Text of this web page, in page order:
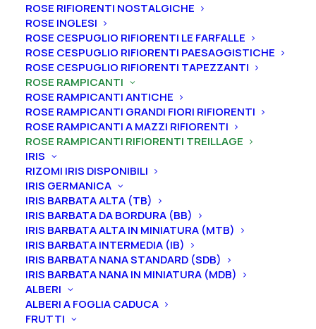
ROSE RIFIORENTI NOSTALGICHE
ROSE INGLESI
ROSE CESPUGLIO RIFIORENTI LE FARFALLE
ROSE CESPUGLIO RIFIORENTI PAESAGGISTICHE
ROSE CESPUGLIO RIFIORENTI TAPEZZANTI
ROSE RAMPICANTI
ROSE RAMPICANTI ANTICHE
ROSE RAMPICANTI GRANDI FIORI RIFIORENTI
ROSE RAMPICANTI A MAZZI RIFIORENTI
ROSE RAMPICANTI RIFIORENTI TREILLAGE
IRIS
RIZOMI IRIS DISPONIBILI
IRIS GERMANICA
IRIS BARBATA ALTA (TB)
IRIS BARBATA DA BORDURA (BB)
IRIS BARBATA ALTA IN MINIATURA (MTB)
IRIS BARBATA INTERMEDIA (IB)
IRIS BARBATA NANA STANDARD (SDB)
IRIS BARBATA NANA IN MINIATURA (MDB)
ALBERI
ALBERI A FOGLIA CADUCA
FRUTTI
Rosa rampicante treillage
“Brise Parfum®”
35,00€
La rosa rampicante treillage “Brise Parfum®” ha piccoli
fiori doppi di un pregevole tono di rosa chiaro, quasi
cipria e sono deliziosamente profumati. È una varietà
rifiorente, molto amata perché la vegetazione (e
fioritura) parte sin dal basso e perché rimane
piuttosto contenuta quindi adattabile anche ai
piccoli-medi spazi.
Dimensione vaso
Svuota